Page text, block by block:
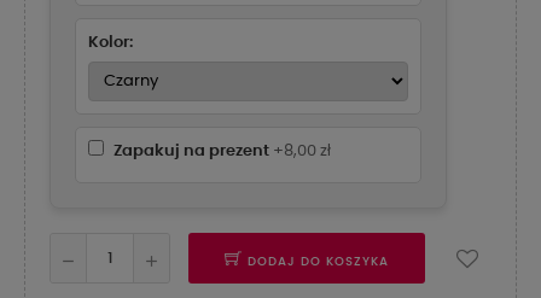
Kolor:
Zapakuj na prezent +8,00 zł
DODAJ DO KOSZYKA